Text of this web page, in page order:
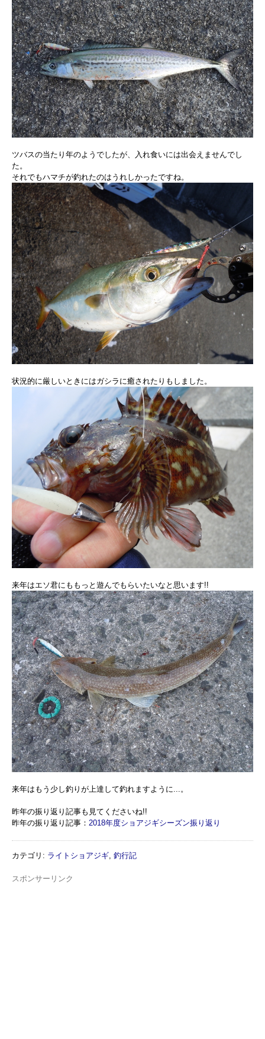
ツバスの当たり年のようでしたが、入れ食いには出会えませんでし
た。
それでもハマチが釣れたのはうれしかったですね。
状況的に厳しいときにはガシラに癒されたりもしました。
来年はエソ君にももっと遊んでもらいたいなと思います!!
来年はもう少し釣りが上達して釣れますように...。
昨年の振り返り記事も見てくださいね!!
昨年の振り返り記事： 2018年度ショアジギシーズン振り返り
カテゴリ : ライトショアジギ 釣行記
スポンサーリンク